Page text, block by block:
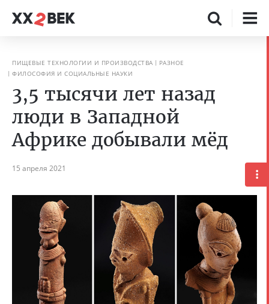
ПИЩЕВЫЕ ТЕХНОЛОГИИ И ПРОИЗВОДСТВА
РАЗНОЕ
ФИЛОСОФИЯ И СОЦИАЛЬНЫЕ НАУКИ
3,5 тысячи лет назад
люди в Западной
Африке добывали мёд
15 апреля 2021